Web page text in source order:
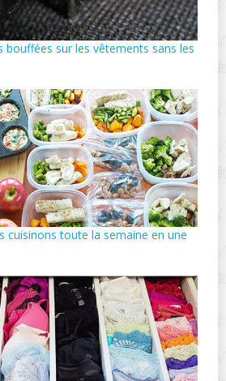
bouffées sur les vêtements sans les
cuisinons toute la semaine en une